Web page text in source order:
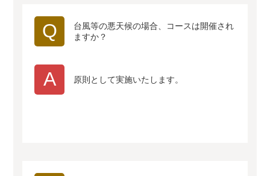
Q
台風等の悪天候の場合、コースは開催され
ますか？
A 原則として実施いたします。